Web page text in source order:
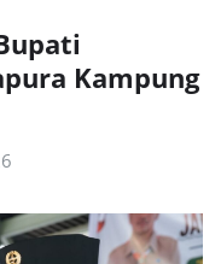
Kampung